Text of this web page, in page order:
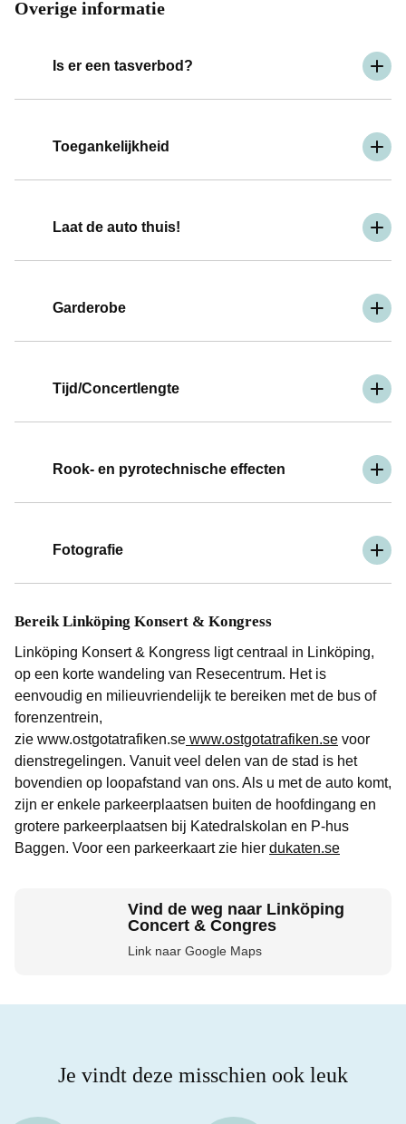
Overige informatie
Is er een tasverbod?
Toegankelijkheid
Laat de auto thuis!
Garderobe
Tijd/Concertlengte
Rook- en pyrotechnische effecten
Fotografie
Bereik Linköping Konsert & Kongress
Linköping Konsert & Kongress ligt centraal in Linköping,
op een korte wandeling van Resecentrum. Het is
eenvoudig en milieuvriendelijk te bereiken met de bus of
forenzentrein,
zie www.ostgotatrafiken.se www.ostgotatrafiken.se voor
dienstregelingen. Vanuit veel delen van de stad is het
bovendien op loopafstand van ons. Als u met de auto komt,
zijn er enkele parkeerplaatsen buiten de hoofdingang en
grotere parkeerplaatsen bij Katedralskolan en P-hus
Baggen. Voor een parkeerkaart zie hier dukaten.se
Vind de weg naar Linköping
Concert & Congres
Link naar Google Maps
Je vindt deze misschien ook leuk